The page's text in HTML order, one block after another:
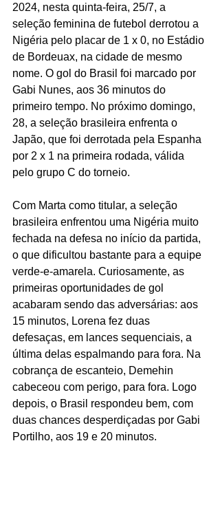
2024, nesta quinta-feira, 25/7, a
seleção feminina de futebol derrotou a
Nigéria pelo placar de 1 x 0, no Estádio
de Bordeuax, na cidade de mesmo
nome. O gol do Brasil foi marcado por
Gabi Nunes, aos 36 minutos do
primeiro tempo. No próximo domingo,
28, a seleção brasileira enfrenta o
Japão, que foi derrotada pela Espanha
por 2 x 1 na primeira rodada, válida
pelo grupo C do torneio.
Com Marta como titular, a seleção
brasileira enfrentou uma Nigéria muito
fechada na defesa no início da partida,
o que dificultou bastante para a equipe
verde-e-amarela. Curiosamente, as
primeiras oportunidades de gol
acabaram sendo das adversárias: aos
15 minutos, Lorena fez duas
defesaças, em lances sequenciais, a
última delas espalmando para fora. Na
cobrança de escanteio, Demehin
cabeceou com perigo, para fora. Logo
depois, o Brasil respondeu bem, com
duas chances desperdiçadas por Gabi
Portilho, aos 19 e 20 minutos.